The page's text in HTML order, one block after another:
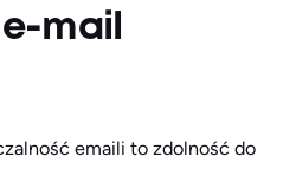
mail
emaili to zdolność do